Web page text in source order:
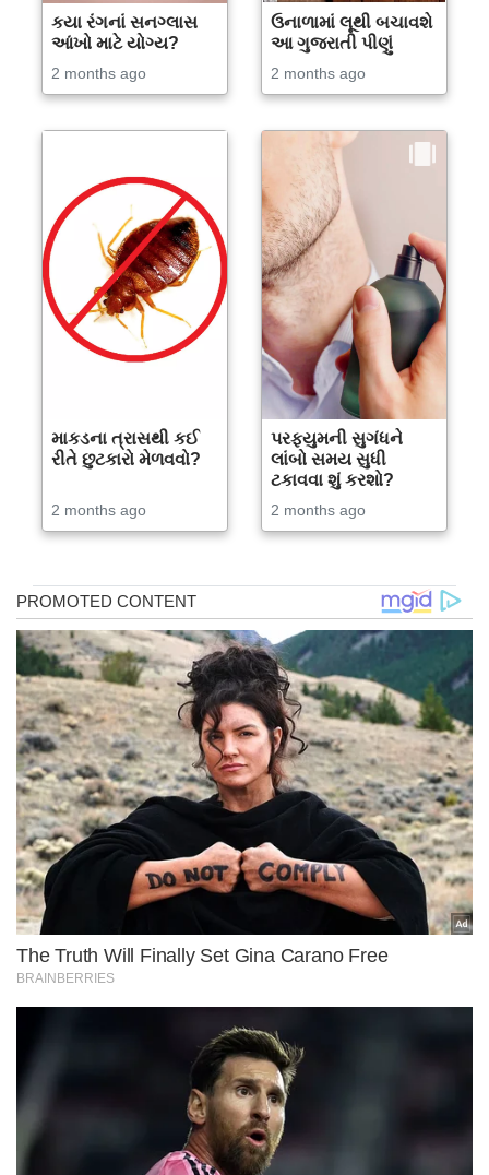
કયા રંગનાં સનગ્લાસ
આંખો માટે યોગ્ય?
2 months ago
ઉનાળામાં લૂથી બચાવશે
આ ગુજરાતી પીણું
2 months ago
માકડના ત્રાસથી કઈ
રીતે છુટકારો મેળવવો?
2 months ago
પરફ્યુમની સુગંધને
લાંબો સમય સુધી
ટકાવવા શું કરશો?
2 months ago